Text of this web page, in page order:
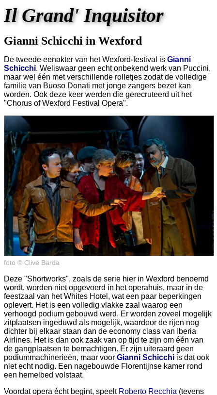
Il Grand' Inquisitor
Gianni Schicchi in Wexford
De tweede eenakter van het Wexford-festival is Gianni
Schicchi. Weliswaar geen echt onbekend werk van Puccini,
maar wel één met verschillende rolletjes zodat de volledige
familie van Buoso Donati met jonge zangers bezet kan
worden. Ook deze keer werden die gerecruteerd uit het
"Chorus of Wexford Festival Opera".
foto © Clive Barda
Deze "Shortworks", zoals de serie hier in Wexford benoemd
wordt, worden niet opgevoerd in het operahuis, maar in de
feestzaal van het Whites Hotel, wat een paar beperkingen
oplevert. Het is een volledig vlakke zaal waarop een
verhoogd podium gebouwd werd. Er worden zoveel mogelijk
zitplaatsen ingeduwd als mogelijk, waardoor de rijen nog
dichter bij elkaar staan dan de economy class van Iberia
Airlines. Het is dan ook zaak van op tijd te zijn om één van
de gangplaatsen te bemachtigen. Er zijn uiteraard geen
podiummachinerieën, maar voor Gianni Schicchi is dat ook
niet echt nodig. Een nagebouwde Florentijnse kamer rond
een hemelbed volstaat.
Voordat opera écht begint, speelt Roberto Recchia (tevens